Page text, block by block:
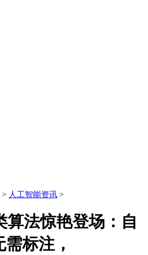
> 人工智能资讯 >
算法惊艳登场：自
标注，